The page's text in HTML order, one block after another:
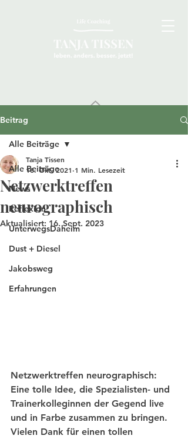
Beitrag
Alle Beiträge
News
Reflexion
UnterwegsDaheim
Dust + Diesel
Jakobsweg
Erfahrungen
Alle Beiträge
Netzwerktreffen
neurographisch
Tanja Tissen
18. Okt. 2021 1 Min. Lesezeit
Aktualisiert: 16. Sept. 2023
Netzwerktreffen neurographisch:
Eine tolle Idee, die Spezialisten- und
Trainerkolleginnen der Gegend live
und in Farbe zusammen zu bringen.
Vielen Dank für einen tollen